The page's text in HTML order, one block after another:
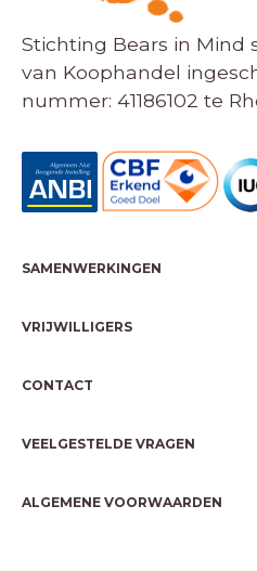
Stichting Bears in Mind
van Koophandel
nummer: 41186102 te
SAMENWERKINGEN
VRIJWILLIGERS
CONTACT
VEELGESTELDE VRAGEN
ALGEMENE VOORWAARDEN